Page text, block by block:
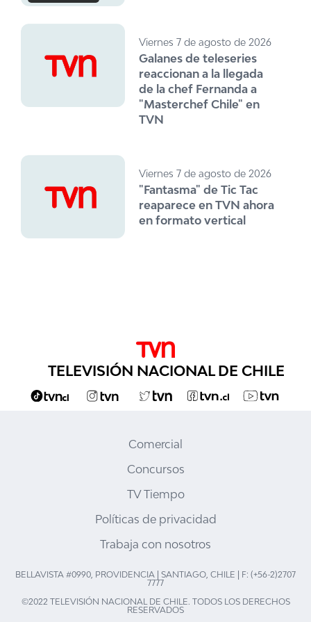
Viernes 7 de agosto de 2026
Galanes de teleseries
reaccionan a la llegada
de la chef Fernanda a
"Masterchef Chile" en
TVN
Viernes 7 de agosto de 2026
"Fantasma" de Tic Tac
reaparece en TVN ahora
en formato vertical
TELEVISIÓN NACIONAL DE CHILE
Comercial
Concursos
TV Tiempo
Políticas de privacidad
Trabaja con nosotros
BELLAVISTA #0990, PROVIDENCIA | SANTIAGO, CHILE | F: (+56-2)2707
7777
©2022 TELEVISIÓN NACIONAL DE CHILE. TODOS LOS DERECHOS
RESERVADOS